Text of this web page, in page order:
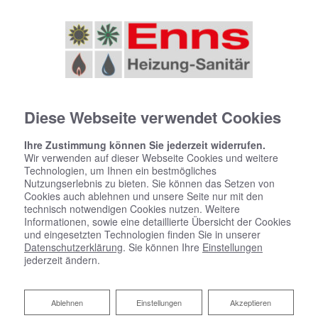
Diese Webseite verwendet Cookies
Ihre Zustimmung können Sie jederzeit widerrufen.
Wir verwenden auf dieser Webseite Cookies und weitere
Technologien, um Ihnen ein bestmögliches
Nutzungserlebnis zu bieten. Sie können das Setzen von
Cookies auch ablehnen und unsere Seite nur mit den
technisch notwendigen Cookies nutzen. Weitere
Informationen, sowie eine detaillierte Übersicht der Cookies
und eingesetzten Technologien finden Sie in unserer
Datenschutzerklärung. Sie können Ihre Einstellungen
jederzeit ändern.
Akzeptieren
Einstellungen
Ablehnen
Ablehnen